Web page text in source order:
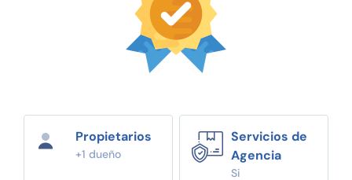
Propietarios
+1 dueño
Servicios de
Agencia
Si